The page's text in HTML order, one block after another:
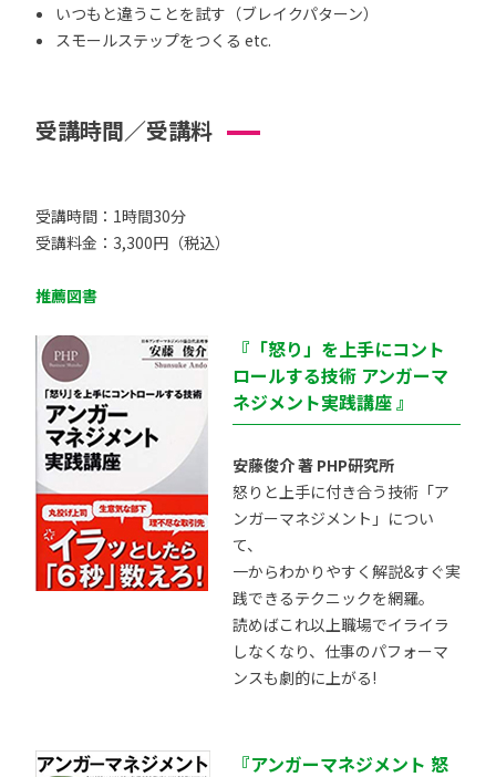
いつもと違うことを試す（ブレイクパターン）
スモールステップをつくる etc.
受講時間／受講料
受講時間：1時間30分
受講料金：3,300円（税込）
推薦図書
『「怒り」を上手にコント
ロールする技術 アンガーマ
ネジメント実践講座 』
安藤俊介 著 PHP研究所
怒りと上手に付き合う技術「ア
ンガーマネジメント」につい
て、
一からわかりやすく解説&すぐ実
践できるテクニックを網羅。
読めばこれ以上職場でイライラ
しなくなり、仕事のパフォーマ
ンスも劇的に上がる!
『アンガーマネジメント 怒